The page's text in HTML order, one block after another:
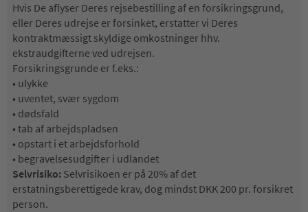
Hvis De aflyser Deres rejsebestilling af en forsikringsgrund,
eller Deres udrejse er forsinket, erstatter vi Deres
kontraktmæssigt skyldige omkostninger hhv.
ekstraudgifterne ved udrejsen.
Forsikringsgrunde er f.eks.:
• ulykke
• uventet, svær sygdom
• dødsfald
• tab af arbejdspladsen
• opstart i et arbejdsforhold
• begravelsesudgifter i udlandet
Selvrisiko: Selvrisikoen er på 20% af det
erstatningsberettigede krav, dog mindst DKK 200 pr. forsikret
person.